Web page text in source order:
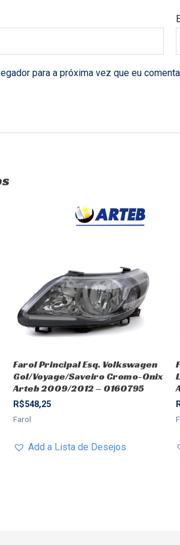
para a próxima vez que eu
Farol Principal Esq. Volkswagen
Gol/Voyage/Saveiro Cromo-Onix
Arteb 2009/2012 – 0160795
R$548,25
Farol
Add a Lista de Desejos